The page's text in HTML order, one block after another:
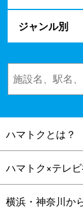
ジャンル別
ハマトクとは？
ハマトク×テレ
横浜・神奈川か